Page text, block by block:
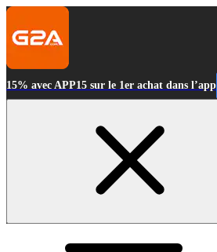
15% avec APP15 sur le 1er achat dans l’app